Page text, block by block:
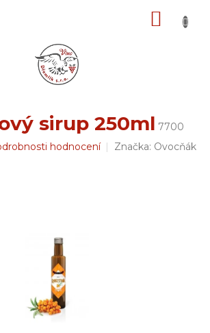
sirup 250ml 7700
hodnocení Značka: Ovocňák